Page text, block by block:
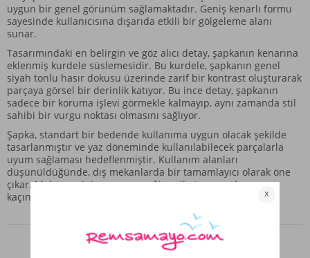
uygun bir genel görünüm sağlamaktadır. Geniş kenarlı formu
sayesinde kullanıcısına dışarıda etkili bir gölgeleme alanı
sunar.
Tasarımındaki en belirgin ve göz alıcı detay, şapkanın kenarına
eklenmiş kurdele süslemesidir. Bu kurdele, şapkanın genel
siyah tonlu hasır dokusu üzerinde zarif bir kontrast oluşturarak
parçaya görsel bir derinlik katıyor. Bu ince detay, şapkanın
sadece bir koruma işlevi görmekle kalmayıp, aynı zamanda stil
sahibi bir vurgu noktası olmasını sağlıyor.
Şapka, standart bir bedende kullanıma uygun olacak şekilde
tasarlanmıştır ve yaz döneminde kullanılabilecek parçalarla
uyum sağlaması hedeflenmiştir. Kullanım alanları
düşünüldüğünde, dış mekanlarda bir tamamlayıcı olarak öne
çıkar. Malzemesinin yapısı gereği, su ile temasından
kaçınılması önerilmektedir.